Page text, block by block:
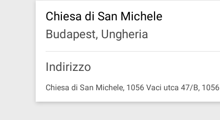
Chiesa di San Michele
Budapest, Ungheria
Indirizzo
Chiesa di San Michele, 1056 Vaci utca 47/B, 1056